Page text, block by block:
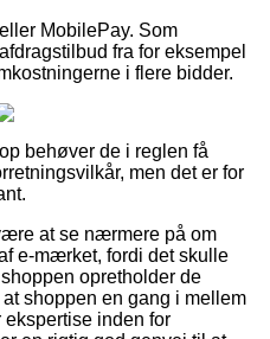
MobilePay. Som
fra for eksempel
i flere bidder.
behøver de i reglen få
men det er for
at se nærmere på om
e-mærket, fordi det skulle
opretholder de
shoppen en gang i mellem
inden for